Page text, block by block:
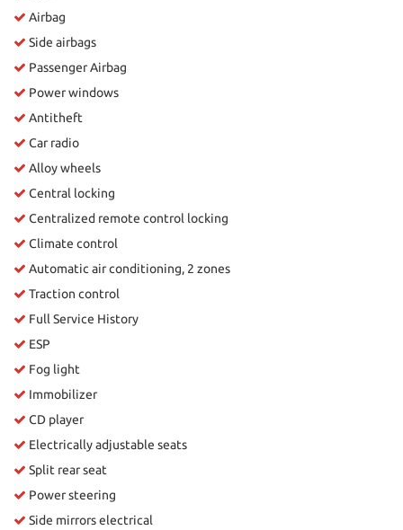
Airbag
Side airbags
Passenger Airbag
Power windows
Antitheft
Car radio
Alloy wheels
Central locking
Centralized remote control locking
Climate control
Automatic air conditioning, 2 zones
Traction control
Full Service History
ESP
Fog light
Immobilizer
CD player
Electrically adjustable seats
Split rear seat
Power steering
Side mirrors electrical